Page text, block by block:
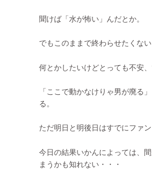
聞けば「水が怖い」んだとか。
でもこのままで終わらせたくな
何とかしたいけどとっても不安
「ここで動かなけりゃ男が廃る
る。
ただ明日と明後日はすでにファ
今日の結果いかんによっては、
まうかも知れない・・・